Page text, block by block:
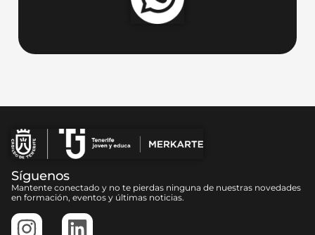
Síguenos
Mantente conectado y no te pierdas ninguna de nuestras novedades
en formación, eventos y últimas noticias.